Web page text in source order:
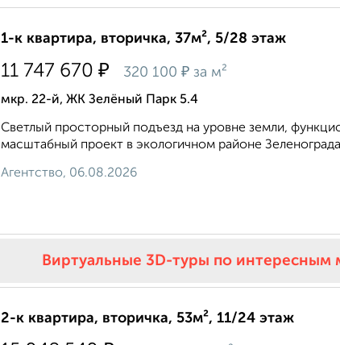
1-к квартира, вторичка, 37м², 5/28 этаж
11 747 670 ₽ 320 100 ₽ за м²
мкр. 22-й, ЖК Зелёный Парк 5.4
Светлый просторный подъезд на уровне земли,
масштабный проект в экологичном районе
Агентство, 06.08.2026
Виртуальные 3D-туры по интересным
2-к квартира, вторичка, 53м², 11/24 этаж